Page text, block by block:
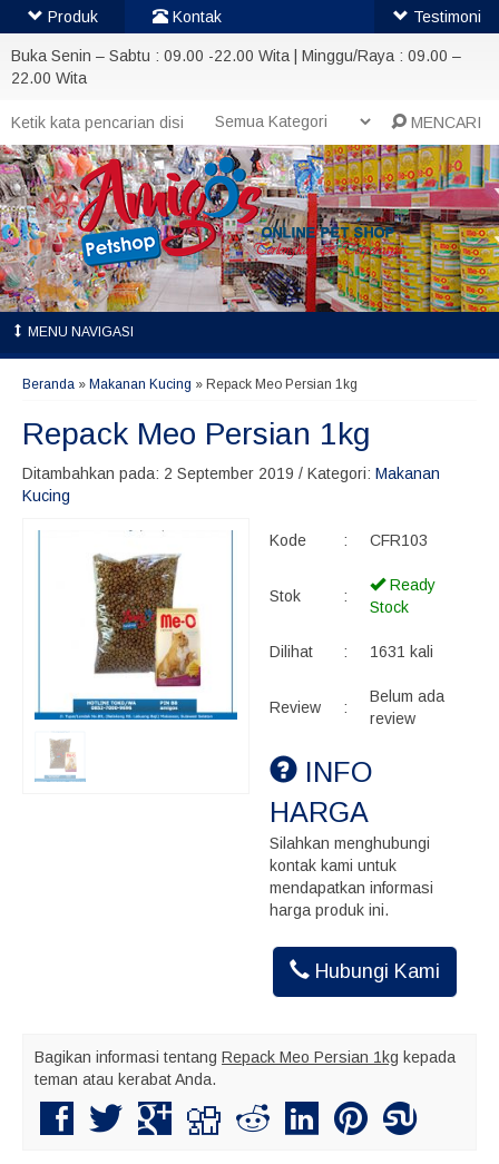
Buka Senin – Sabtu : 09.00 -22.00 Wita | Minggu/Raya : 09.00 –
22.00 Wita
MENCARI
MENU NAVIGASI
Beranda » Makanan Kucing » Repack Meo Persian 1kg
Repack Meo Persian 1kg
Ditambahkan pada: 2 September 2019 / Kategori: Makanan
Kucing
Kode : CFR103
Stok :
Ready
Stock
Dilihat : 1631 kali
Review :
Belum ada
review
INFO
HARGA
Silahkan menghubungi
kontak kami untuk
mendapatkan informasi
harga produk ini.
Hubungi Kami
Bagikan informasi tentang Repack Meo Persian 1kg kepada
teman atau kerabat Anda.
Produk Kontak Testimoni